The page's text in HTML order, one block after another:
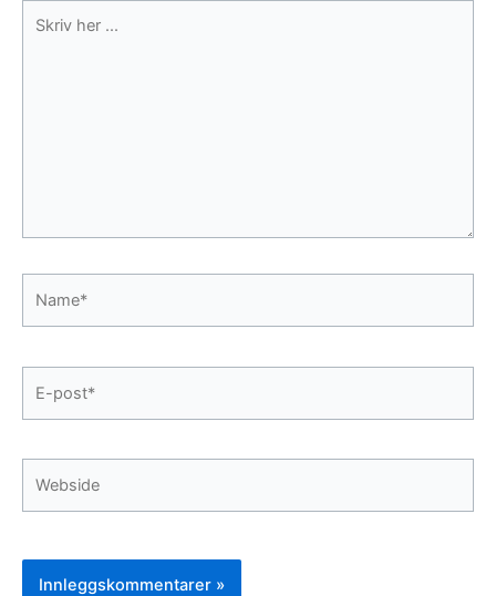
post*